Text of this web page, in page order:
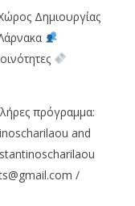
Δημιουργίας
πρόγραμμα:
and
/